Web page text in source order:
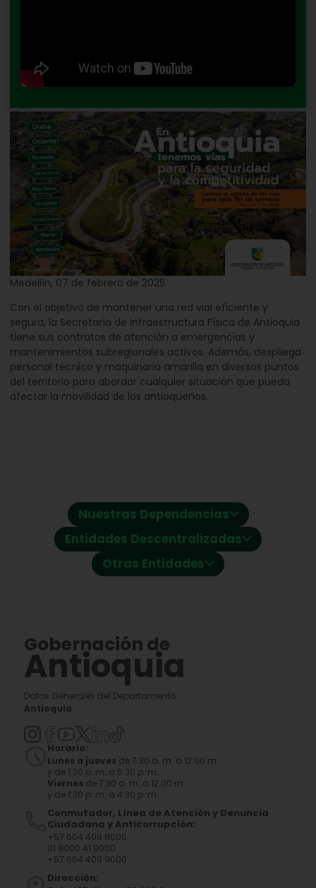
Medellín, 07 de febrero de 2025.
Con el objetivo de mantener una red vial eficiente y
segura, la Secretaría de Infraestructura Física de Antioquia
tiene sus contratos de atención a emergencias y
mantenimientos subregionales activos. Además, despliega
personal técnico y maquinaria amarilla en diversos puntos
del territorio para abordar cualquier situación que pueda
afectar la movilidad de los antioqueños.
Nuestras Dependencias⌵
Entidades Descentralizadas⌵
Otras Entidades⌵
Gobernación de
Antioquia
Datos Generales del Departamento:
Antioquia
Horario:
Lunes a jueves de 7:30 a. m. a 12:00 m.
y de 1:30 p. m. a 5:30 p. m.
Viernes de 7:30 a. m. a 12:00 m.
y de 1:30 p. m. a 4:30 p. m.
Conmutador, Línea de Atención y Denuncia
Ciudadana y Anticorrupción:
+57 604 409 9000
01 8000 41 9000
+57 604 409 9000
Dirección: